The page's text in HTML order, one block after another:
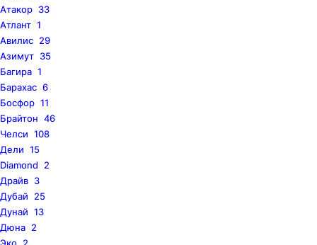
Атакор 33
Атлант 1
Авилис 29
Азимут 35
Багира 1
Барахас 6
Босфор 11
Брайтон 46
Челси 108
Дели 15
Diamond
2
Драйв 3
Дубай
25
Дунай 13
Дюна 2